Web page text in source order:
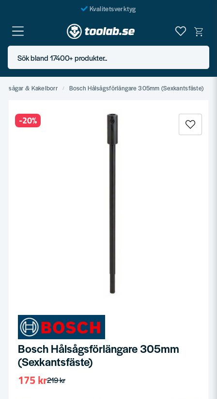
Kvalitetsverktyg
Fraktfritt över 999 SEK*
En järnhandel för alla
Butik i Göteborg
Sök bland 17400+ produkter..
Hålsågar & Kakelborr Bosch Hålsågsförlängare 305mm (Sexkantsfäste)
-20%
Bosch Hålsågsförlängare 305mm
(Sexkantsfäste)
219 kr
175 kr